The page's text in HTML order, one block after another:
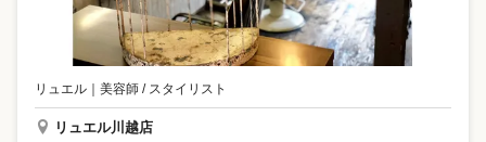
リュエル 美容師 / スタイリスト
リュエル川越店